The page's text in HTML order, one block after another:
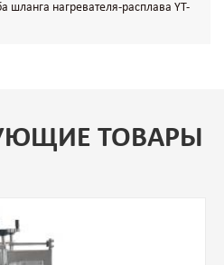
шланга нагревателя-расплава YT-
ТОВАРЫ